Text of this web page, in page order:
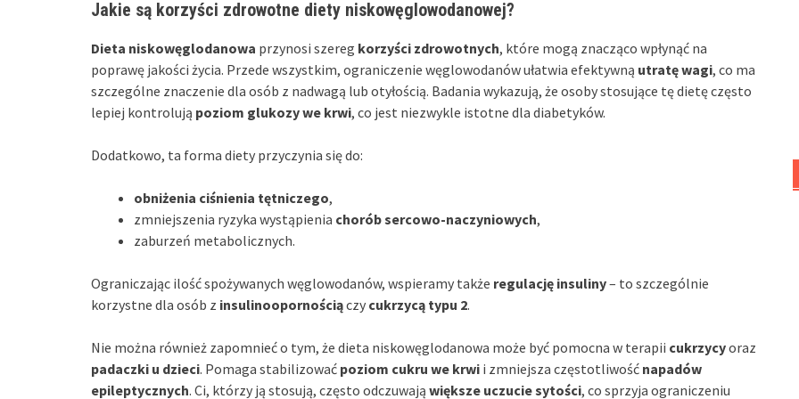
Jakie są korzyści zdrowotne diety niskowęglowodanowej?
Dieta niskowęglodanowa przynosi szereg korzyści zdrowotnych, które mogą znacząco wpłynąć na
poprawę jakości życia. Przede wszystkim, ograniczenie węglowodanów ułatwia efektywną utratę wagi, co ma
szczególne znaczenie dla osób z nadwagą lub otyłością. Badania wykazują, że osoby stosujące tę dietę często
lepiej kontrolują poziom glukozy we krwi, co jest niezwykle istotne dla diabetyków.
Dodatkowo, ta forma diety przyczynia się do:
obniżenia ciśnienia tętniczego,
zmniejszenia ryzyka wystąpienia chorób sercowo-naczyniowych,
zaburzeń metabolicznych.
Ograniczając ilość spożywanych węglowodanów, wspieramy także regulację insuliny– to szczególnie
korzystne dla osób z insulinoopornościączy cukrzycą typu 2.
Nie można również zapomnieć o tym, że dieta niskowęglodanowa może być pomocna w terapii cukrzycyoraz
padaczki u dzieci. Pomaga stabilizować poziom cukru we krwi i zmniejsza częstotliwość napadów
epileptycznych. Ci, którzy ją stosują, często odczuwają większe uczucie sytości, co sprzyja ograniczeniu